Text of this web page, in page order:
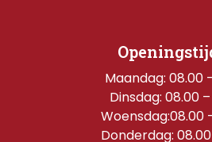
Maandag: 08.00
Dinsdag: 08.00
Woensdag:08.00
Donderdag: